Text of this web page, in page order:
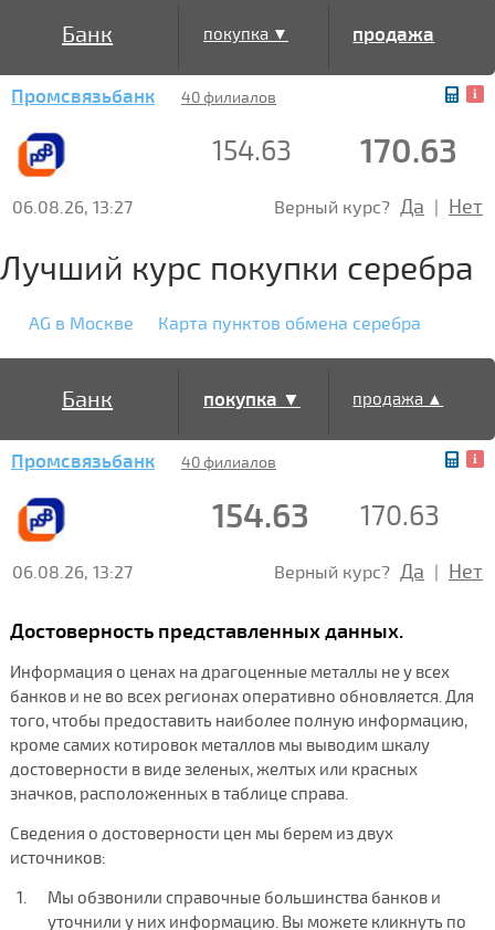
Банк покупка ▼ продажа
Промсвязьбанк 40 филиалов
154.63 170.63
06.08.26, 13:27 Верный курс? Да | Нет
Лучший курс покупки серебра
AG в Москве Карта пунктов обмена серебра
Банк покупка ▼ продажа ▲
Промсвязьбанк 40 филиалов
154.63 170.63
06.08.26, 13:27 Верный курс? Да | Нет
Достоверность представленных данных.
Информация о ценах на драгоценные металлы не у всех
банков и не во всех регионах оперативно обновляется. Для
того, чтобы предоставить наиболее полную информацию,
кроме самих котировок металлов мы выводим шкалу
достоверности в виде зеленых, желтых или красных
значков, расположенных в таблице справа.
Сведения о достоверности цен мы берем из двух
источников:
Мы обзвонили справочные большинства банков и
уточнили у них информацию. Вы можете кликнуть по